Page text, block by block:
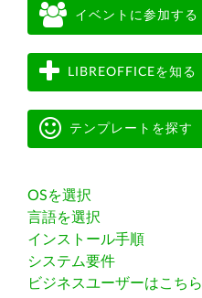
イベントに参加する
LIBREOFFICEを知る
テンプレートを探す
OSを選択
言語を選択
インストール手順
システム要件
ビジネスユーザーはこちら